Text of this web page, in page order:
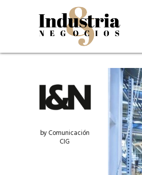
by Comunicación
CIG